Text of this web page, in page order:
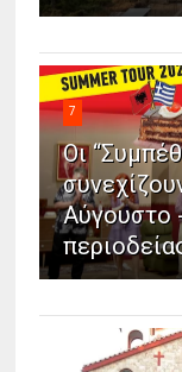
7
Οι
Αύγουστο